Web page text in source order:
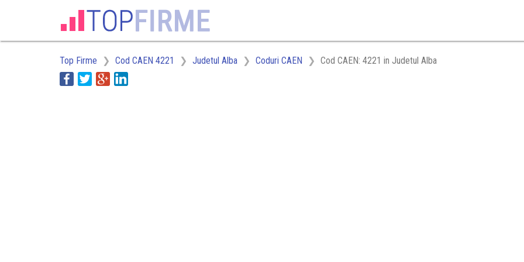
Top Firme Cod CAEN 4221 Judetul Alba Coduri CAEN Cod CAEN: 4221 in Judetul Alba